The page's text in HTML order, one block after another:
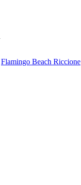
Flamingo Beach Riccione